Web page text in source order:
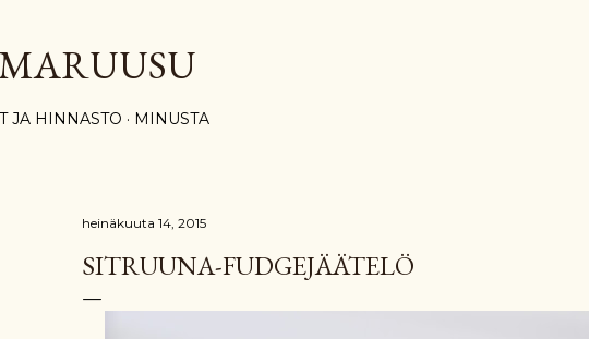
JA HINNASTO MINUSTA
heinäkuuta 14, 2015
SITRUUNA-FUDGEJÄÄTELÖ